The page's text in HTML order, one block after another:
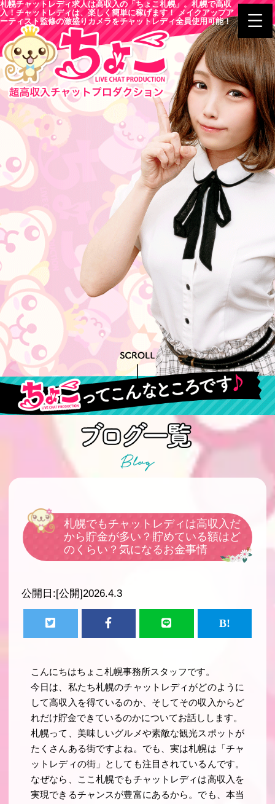
札幌チャットレディ求人は高収入の「ちょこ札幌」。札幌で高収
入！チャットレディは、楽しく簡単に稼げます！ メイクアップア
ーティスト監修の激盛りカメラをチャットレディ全員使用可能！
札幌でもチャットレディは高収入だ
から貯金が多い？貯めている額はど
のくらい？気になるお金事情
公開日:[公開]2026.4.3
こんにちはちょこ札幌事務所スタッフです。
今日は、私たち札幌のチャットレディがどのように
して高収入を得ているのか、そしてその収入からど
れだけ貯金できているのかについてお話しします。
札幌って、美味しいグルメや素敵な観光スポットが
たくさんある街ですよね。でも、実は札幌は「チャ
ットレディの街」としても注目されているんです。
なぜなら、ここ札幌でもチャットレディは高収入を
実現できるチャンスが豊富にあるから。でも、本当